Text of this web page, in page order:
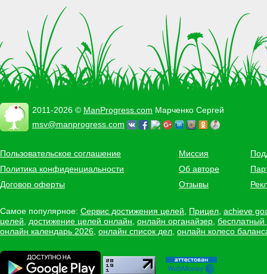
2011-2026 © ManProgress.com Марченко Сергей
msv@manprogress.com
Пользовательское соглашение
Политика конфиденциальности
Договор оферты
Миссия
Об авторе
Отзывы
Самое популярное: Сервис достижения целей Прицел achieve
целей
достижение целей онлайн онлайн органайзер
онлайн календарь 2026 онлайн список дел онлайн колесо